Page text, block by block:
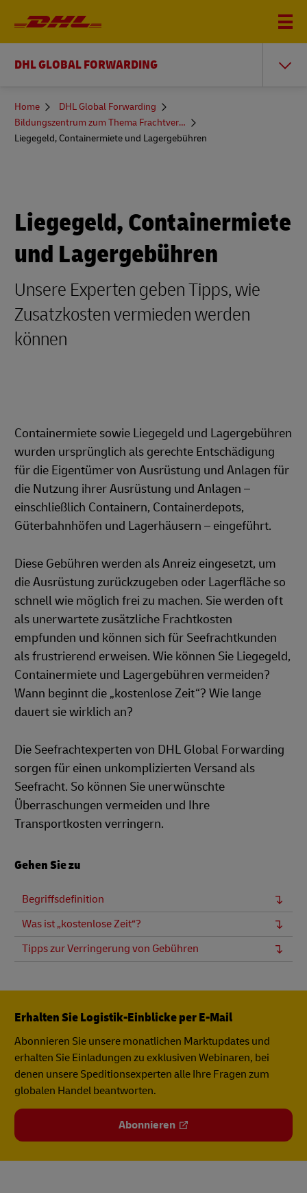
DHL GLOBAL FORWARDING
You
here
Home
DHL Global Forwarding
Bildungszentrum zum Thema Frachtversand
Liegegeld, Containermiete und Lagergebühren
Liegegeld, Containermiete
und Lagergebühren
Unsere Experten geben Tipps, wie
Zusatzkosten vermieden werden
können
Containermiete sowie Liegegeld und Lagergebühren
wurden ursprünglich als gerechte Entschädigung
für die Eigentümer von Ausrüstung und Anlagen für
die Nutzung ihrer Ausrüstung und Anlagen –
einschließlich Containern, Containerdepots,
Güterbahnhöfen und Lagerhäusern – eingeführt.
Diese Gebühren werden als Anreiz eingesetzt, um
die Ausrüstung zurückzugeben oder Lagerfläche so
schnell wie möglich frei zu machen. Sie werden oft
als unerwartete zusätzliche Frachtkosten
empfunden und können sich für Seefrachtkunden
als frustrierend erweisen. Wie können Sie Liegegeld,
Containermiete und Lagergebühren vermeiden?
Wann beginnt die „kostenlose Zeit“? Wie lange
dauert sie wirklich an?
Die Seefrachtexperten von DHL Global Forwarding
sorgen für einen unkomplizierten Versand als
Seefracht. So können Sie unerwünschte
Überraschungen vermeiden und Ihre
Transportkosten verringern.
Gehen Sie zu
Begriffsdefinition
Was ist „kostenlose Zeit“?
Tipps zur Verringerung von Gebühren
Erhalten Sie Logistik-Einblicke per E-Mail
Abonnieren Sie unsere monatlichen Marktupdates und
erhalten Sie Einladungen zu exklusiven Webinaren, bei
denen unsere Speditionsexperten alle Ihre Fragen zum
globalen Handel beantworten.
Abonnieren